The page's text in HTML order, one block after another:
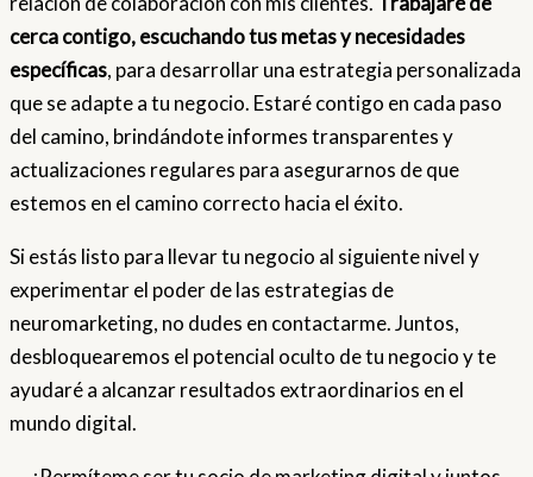
cerca contigo, escuchando tus metas y necesidades
específicas, para desarrollar una estrategia personalizada
que se adapte a tu negocio. Estaré contigo en cada paso
del camino, brindándote informes transparentes y
actualizaciones regulares para asegurarnos de que
estemos en el camino correcto hacia el éxito.
Si estás listo para llevar tu negocio al siguiente nivel y
experimentar el poder de las estrategias de
neuromarketing, no dudes en contactarme. Juntos,
desbloquearemos el potencial oculto de tu negocio y te
ayudaré a alcanzar resultados extraordinarios en el
mundo digital.